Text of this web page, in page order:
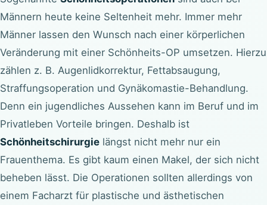
Männern heute keine Seltenheit mehr. Immer mehr
Männer lassen den Wunsch nach einer körperlichen
Veränderung mit einer Schönheits-OP umsetzen. Hierzu
zählen z. B. Augenlidkorrektur, Fettabsaugung,
Straffungsoperation und Gynäkomastie-Behandlung.
Denn ein jugendliches Aussehen kann im Beruf und im
Privatleben Vorteile bringen. Deshalb ist
Schönheitschirurgie längst nicht mehr nur ein
Frauenthema. Es gibt kaum einen Makel, der sich nicht
beheben lässt. Die Operationen sollten allerdings von
einem Facharzt für plastische und ästhetischen